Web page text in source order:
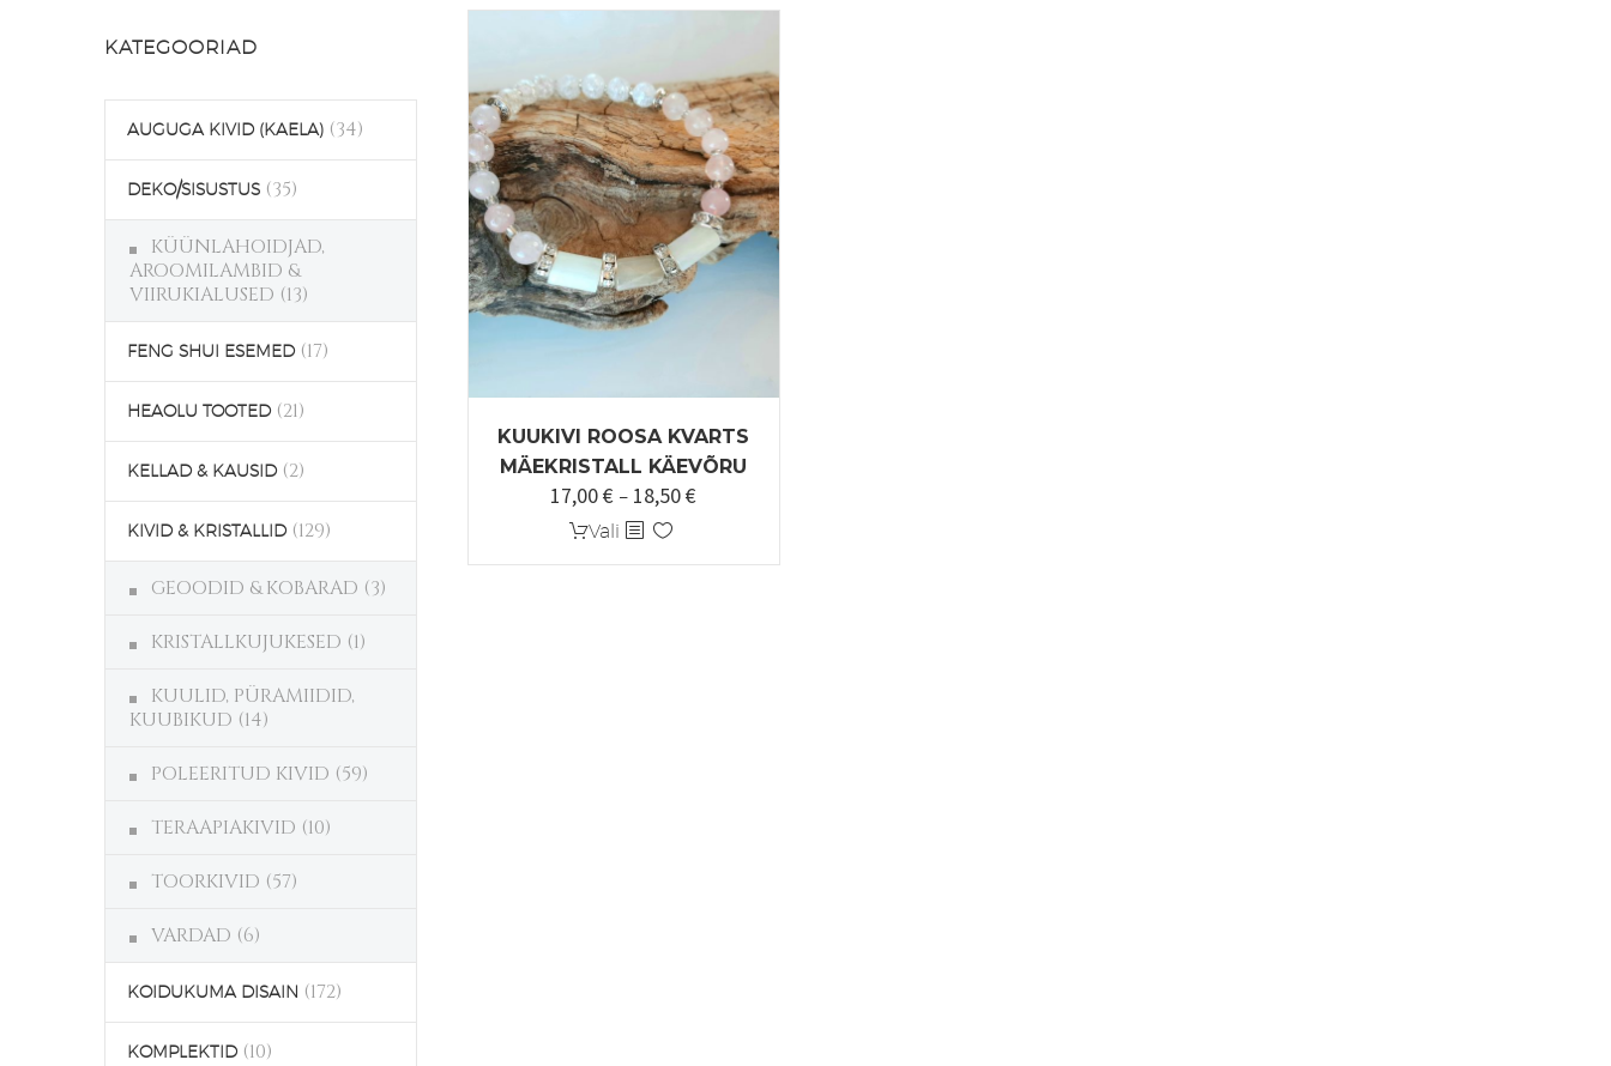
KUUKIVI ROOSA KVARTS
MÄEKRISTALL KÄEVÕRU
17,00€ – 18,50€Hinnavahemik:
Vali Sellel
tootel
KATEGOORIAD
AUGUGA KIVID (KAELA) (34)
DEKO/SISUSTUS (35)
KÜÜNLAHOIDJAD,
AROOMILAMBID &
VIIRUKIALUSED (13)
FENG SHUI ESEMED (17)
HEAOLU TOOTED (21)
KELLAD & KAUSID (2)
KIVID & KRISTALLID (129)
GEOODID & KOBARAD (3)
KRISTALLKUJUKESED (1)
KUULID, PÜRAMIIDID,
KUUBIKUD (14)
POLEERITUD KIVID (59)
TERAAPIAKIVID (10)
TOORKIVID (57)
VARDAD (6)
KOIDUKUMA DISAIN (172)
KOMPLEKTID (10)